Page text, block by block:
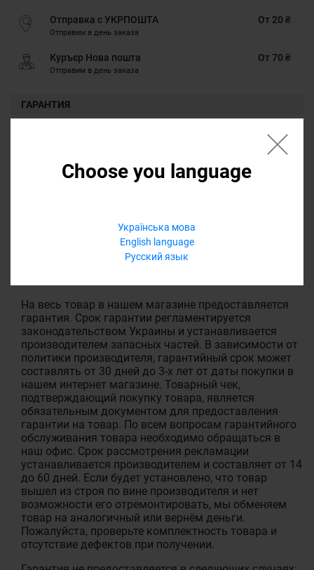
Choose you language
Українська мова
English language
Русский язык
Отправка с УКРПОШТА
Отправим в день заказа
От 20 ₴
Куръєр Нова пошта
Отправим в день заказа
От 70 ₴
ГАРАНТИЯ
Обмен/возврат товара на протяжении 14 дней
На весь товар в нашем магазине предоставляется
гарантия. Срок гарантии регламентируется
законодательством Украины и устанавливается
производителем запасных частей. В зависимости от
политики производителя, гарантийный срок может
составлять от 30 дней до 3-х лет от даты покупки в
нашем интернет магазине. Товарный чек,
подтверждающий покупку товара, является
обязательным документом для предоставления
гарантии на товар. По всем вопросам гарантийного
обслуживания товара необходимо обращаться в
наш офис. Срок рассмотрения рекламации
устанавливается производителем и составляет от 14
до 60 дней. Если будет установлено, что товар
вышел из строя по вине производителя и нет
возможности его отремонтировать, мы обменяем
товар на аналогичный или вернём деньги.
Пожалуйста, проверьте комплектность товара и
отсутствие дефектов при получении.